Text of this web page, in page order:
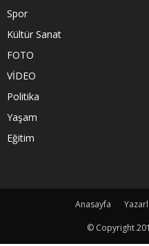
Spor
Kültür Sanat
FOTO
VİDEO
Politika
Yaşam
Eğitim
Anasayfa
© Copyright